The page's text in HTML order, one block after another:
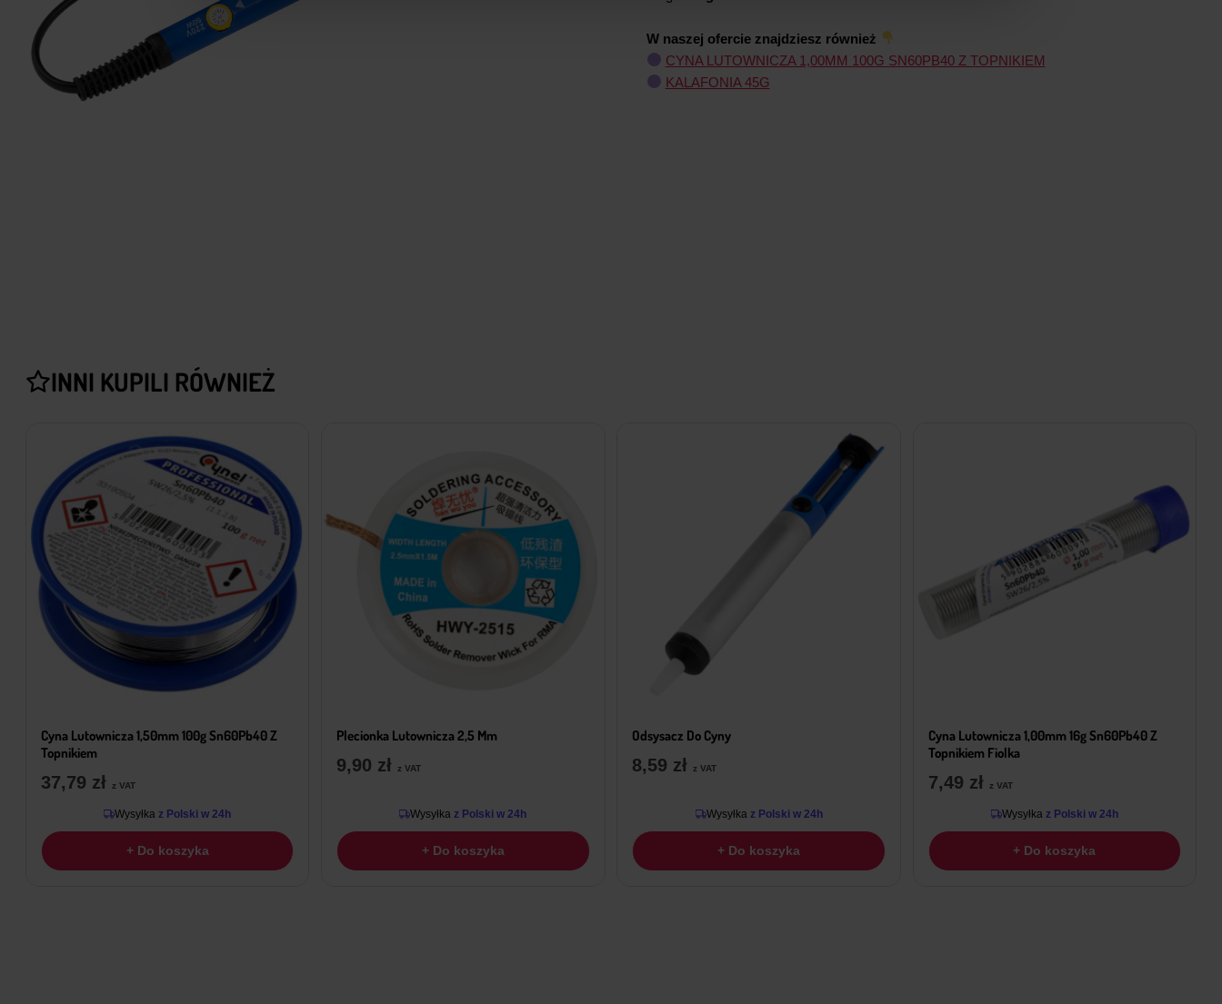
W naszej ofercie znajdziesz również
CYNA LUTOWNICZA 1,00MM 100G SN60PB40 Z TOPNIKIEM
KALAFONIA 45G
INNI KUPILI RÓWNIEŻ
Cyna Lutownicza 1,50mm 100g Sn60Pb40 Z
Topnikiem
37,79 zł z VAT
Wysyłka z Polski w 24h
+ Do koszyka
Plecionka Lutownicza 2,5 Mm
9,90 zł z VAT
Wysyłka z Polski w 24h
+ Do koszyka
Odsysacz Do Cyny
8,59 zł z VAT
Wysyłkaz Polski w 24h
+ Do koszyka
Cyna Lutownicza 1,00mm 16g Sn60Pb40 Z
Topnikiem Fiolka
7,49 zł z VAT
Wysyłkaz Polski w 24h
+ Do koszyka